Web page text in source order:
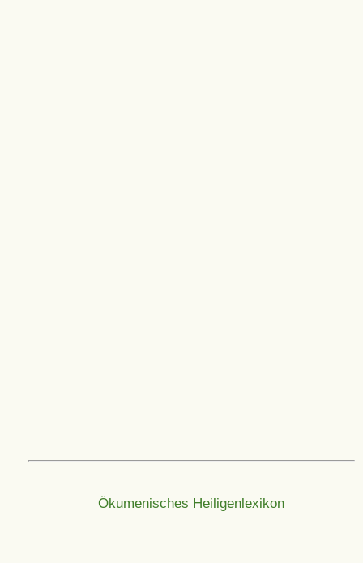
Ökumenisches Heiligenlexikon